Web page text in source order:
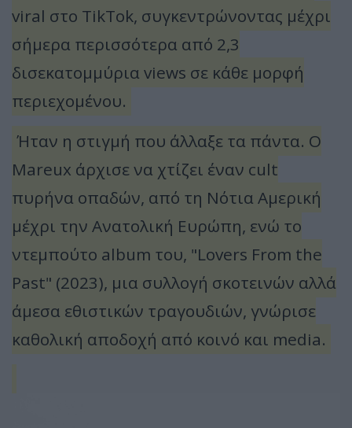
viral στο TikTok, συγκεντρώνοντας μέχρι
σήμερα περισσότερα από 2,3
δισεκατομμύρια views σε κάθε μορφή
περιεχομένου.
Ήταν η στιγμή που άλλαξε τα πάντα. Ο
Mareux άρχισε να χτίζει έναν cult
πυρήνα οπαδών, από τη Νότια Αμερική
μέχρι την Ανατολική Ευρώπη, ενώ το
ντεμπούτο album του, "Lovers From the
Past" (2023), μια συλλογή σκοτεινών αλλά
άμεσα εθιστικών τραγουδιών, γνώρισε
καθολική αποδοχή από κοινό και media.